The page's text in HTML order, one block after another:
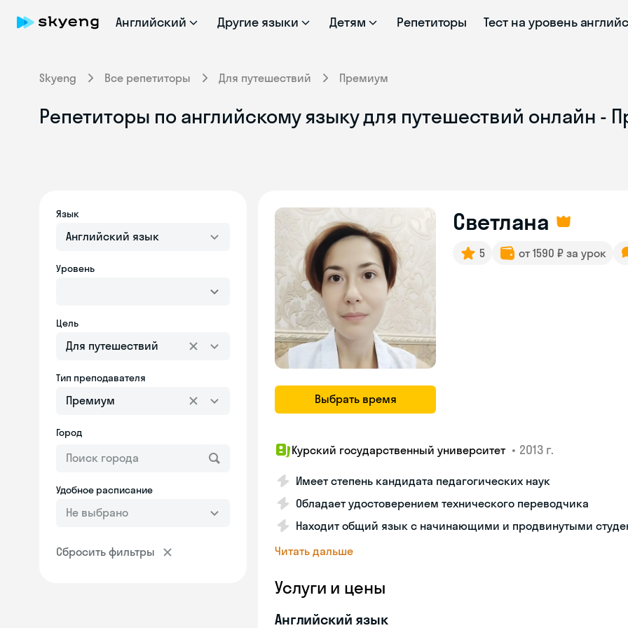
Английский Другие языки Детям Репетиторы Тест на уровень
Skyeng Все репетиторы Для путешествий Премиум
Репетиторы по английскому языку для путешествий онлайн -
Язык
Английский язык
Уровень
Цель
Для путешествий
Тип преподавателя
Премиум
Город
Удобное расписание
Не выбрано
Сбросить фильтры
Выбрать время
Светлана
5 от 1590 ₽ за урок
Курский государственный университет • 2013 г.
Имеет степень кандидата педагогических наук
Обладает удостоверением технического переводчика
Находит общий язык с начинающими и продвинутыми
Читать дальше
Услуги и цены
Английский язык